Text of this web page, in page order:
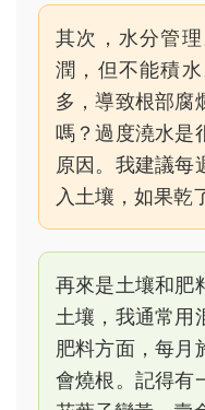
其次，水分管
潤，但不能積
多，導致根部腐
嗎？過度澆水是
原因。我建議每
入土壤，如果乾
再來是土壤和肥
土壤，我通常用
肥料方面，每月
會燒根。記得有